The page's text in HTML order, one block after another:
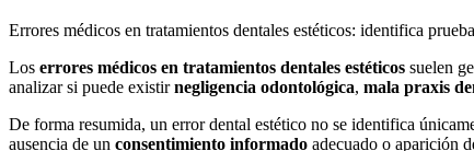
Errores médicos en tratamientos dentales estéticos: identifica
Los errores médicos en tratamientos dentales estéticos suelen
analizar si puede existirnegligencia odontológica, mala praxis
De forma resumida, un error dental estético no se identifica
ausencia de un consentimiento informado adecuado o aparición